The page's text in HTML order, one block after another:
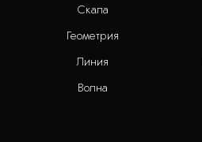
Скала
Геометрия
Линия
Волна